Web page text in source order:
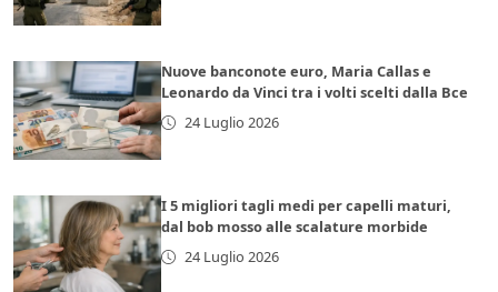
Nuove banconote euro, Maria Callas e
Leonardo da Vinci tra i volti scelti dalla Bce
24 Luglio 2026
I 5 migliori tagli medi per capelli maturi,
dal bob mosso alle scalature morbide
24 Luglio 2026